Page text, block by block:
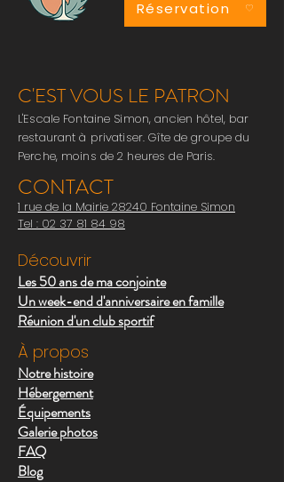
Réservation
C'EST VOUS LE PATRON
L'Escale Fontaine Simon, ancien hôtel, bar
restaurant à privatiser. Gîte de groupe du
Perche, moins de 2 heures de Paris.
CONTACT
1 rue de la Mairie 28240 Fontaine Simon
Tel : 02 37 81 84 98
Découvrir
Les 50 ans de ma conjointe
Un week-end d'anniversaire en famille
Réunion d'un club sportif
À propos
Notre histoire
Hébergement
Équipements
Galerie photos
FAQ
Blog